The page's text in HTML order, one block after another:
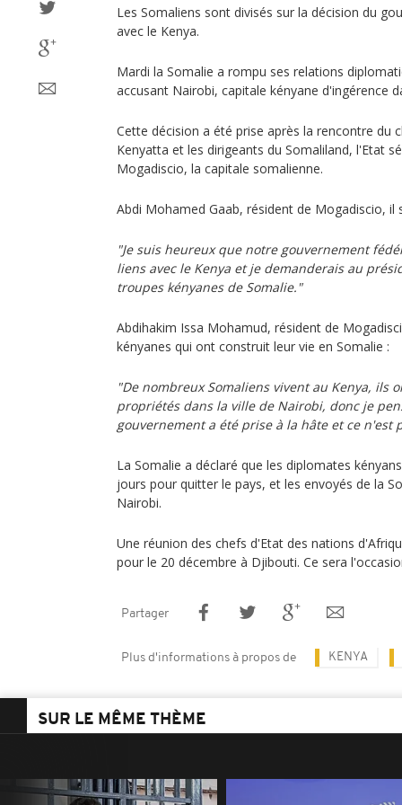
Les Somaliens sont divisés sur la décision du
avec le Kenya.
Mardi la Somalie a rompu ses relations
accusant Nairobi, capitale kényane d'ingérence
Cette décision a été prise après la rencontre du
Kenyatta et les dirigeants du Somaliland, l'Etat
Mogadiscio, la capitale somalienne.
Abdi Mohamed Gaab, résident de Mogadiscio, il
"Je suis heureux que notre gouvernement
liens avec le Kenya et je demanderais au
troupes kényanes de Somalie."
Abdihakim Issa Mohamud, résident de
kényanes qui ont construit leur vie en Somalie :
"De nombreux Somaliens vivent au Kenya, ils
propriétés dans la ville de Nairobi, donc je
gouvernement a été prise à la hâte et ce n'est
La Somalie a déclaré que les diplomates
jours pour quitter le pays, et les envoyés de la
Nairobi.
Une réunion des chefs d'Etat des nations
pour le 20 décembre à Djibouti. Ce sera
Partager
Plus d'informations à propos de KENYA
SUR LE MÊME THÈME